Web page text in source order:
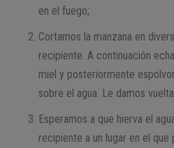
en el fuego;
Cortamos la manzana en
recipiente. A continuación
miel y posteriormente
sobre el agua. Le damos
Esperamos a que hierva el
recipiente a un lugar en el